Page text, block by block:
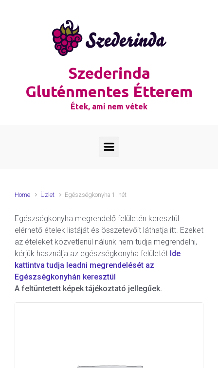
Szederinda
Gluténmentes Étterem
Étek, ami nem vétek
Home Üzlet Egészségkonyha 1. hét
Egészségkonyha megrendelő felületén keresztül
elérhető ételek listáját és összetevőit láthatja itt. Ezeket
az ételeket közvetlenül nálunk nem tudja megrendelni,
kérjük használja az egészségkonyha felületét Ide
kattintva tudja leadni megrendelését az
Egészségkonyhán keresztül
A feltüntetett képek tájékoztató jellegűek.